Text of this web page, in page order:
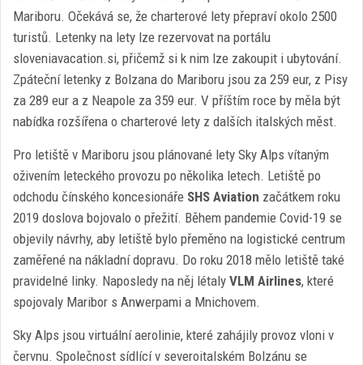
Mariboru. Očekává se, že charterové lety přepraví okolo 2500
turistů. Letenky na lety lze rezervovat na portálu
sloveniavacation.si, přičemž si k nim lze zakoupit i ubytování.
Zpáteční letenky z Bolzana do Mariboru jsou za 259 eur, z Pisy
za 289 eur a z Neapole za 359 eur. V příštím roce by měla být
nabídka rozšířena o charterové lety z dalších italských měst.
Pro letiště v Mariboru jsou plánované lety Sky Alps vítaným
oživením leteckého provozu po několika letech. Letiště po
odchodu čínského koncesionáře SHS Aviation začátkem roku
2019 doslova bojovalo o přežití. Během pandemie Covid-19 se
objevily návrhy, aby letiště bylo přeměno na logistické centrum
zaměřené na nákladní dopravu. Do roku 2018 mělo letiště také
pravidelné linky. Naposledy na něj létaly VLM Airlines, které
spojovaly Maribor s Anwerpami a Mnichovem.
Sky Alps jsou virtuální aerolinie, které zahájily provoz vloni v
červnu. Společnost sídlící v severoitalském Bolzánu se